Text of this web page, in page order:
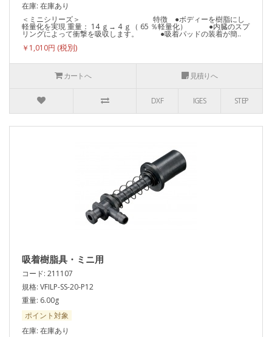
在庫: 在庫あり
＜ミニシリーズ＞ 特徴 ●ボディーを樹脂にし
軽量化を実現 重量： 14 ｇ→ 4 ｇ（ 65 ％軽量化） ●内臓のスプ
リングによって衝撃を吸収します。 ●吸着パッドの装着が簡..
￥1,010円
カートへ 見積りへ
DXF IGES STEP
吸着樹脂具・ミニ用
コード: 211107
規格: VFILP-SS-20-P12
重量: 6.00g
ポイント対象
在庫: 在庫あり